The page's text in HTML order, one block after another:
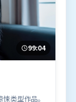
99:04
类型作品。